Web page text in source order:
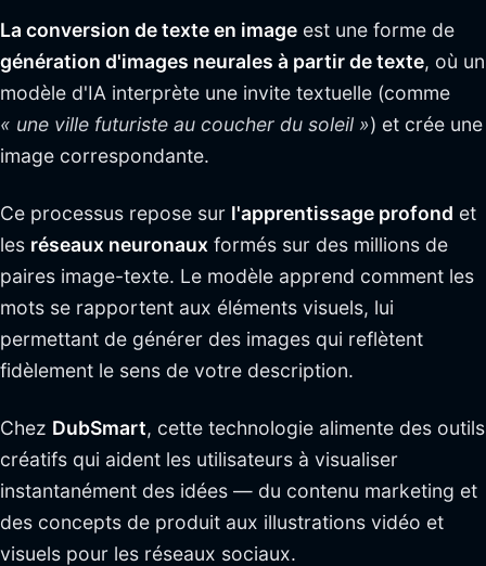
La conversion de texte en image est une forme de
génération d'images neurales à partir de texte, où un
modèle d'IA interprète une invite textuelle (comme
« une ville futuriste au coucher du soleil ») et crée une
image correspondante.
Ce processus repose sur l'apprentissage profond et
les réseaux neuronaux formés sur des millions de
paires image-texte. Le modèle apprend comment les
mots se rapportent aux éléments visuels, lui
permettant de générer des images qui reflètent
fidèlement le sens de votre description.
Chez DubSmart, cette technologie alimente des outils
créatifs qui aident les utilisateurs à visualiser
instantanément des idées — du contenu marketing et
des concepts de produit aux illustrations vidéo et
visuels pour les réseaux sociaux.